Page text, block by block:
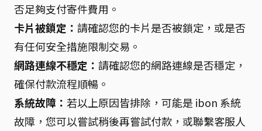
否足夠支付寄件費用。
卡片被鎖定： 請確認您的卡片是否被鎖定，或是否
有任何安全措施限制交易。
網路連線不穩定： 請確認您的網路連線是否穩定，
確保付款流程順暢。
系統故障： 若以上原因皆排除，可能是 ibon 系統
故障，您可以嘗試稍後再嘗試付款，或聯繫客服人